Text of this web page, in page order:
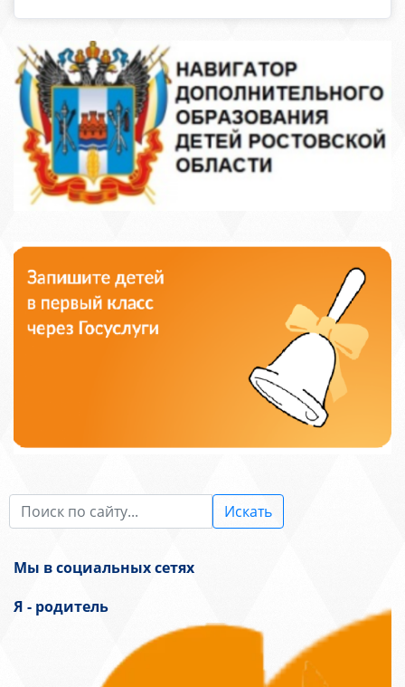
Искать
Мы в социальных сетях
Я - родитель